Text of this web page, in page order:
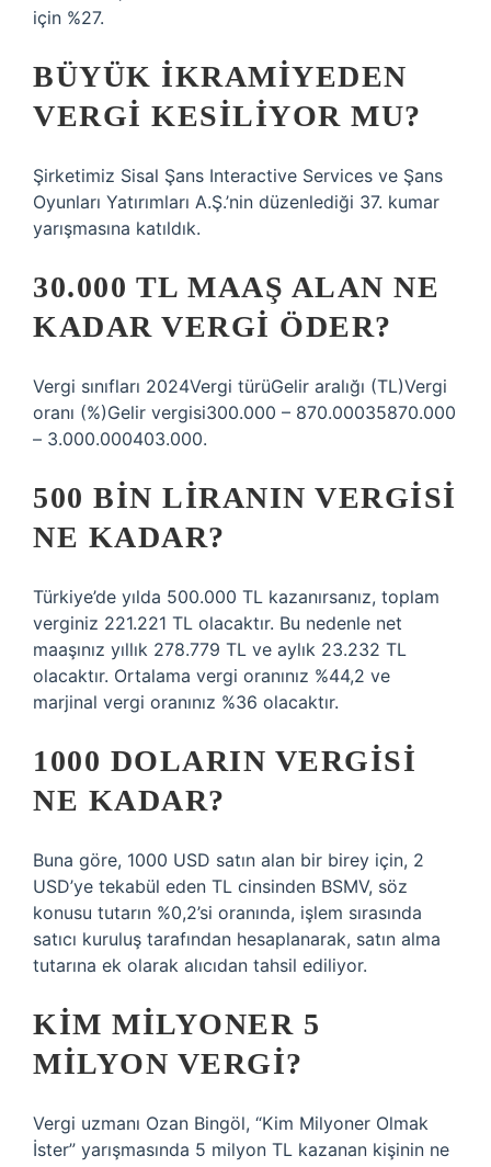
için %27.
BÜYÜK IKRAMIYEDEN
VERGI KESILIYOR MU?
Şirketimiz Sisal Şans Interactive Services ve Şans
Oyunları Yatırımları A.Ş.’nin düzenlediği 37. kumar
yarışmasına katıldık.
30.000 TL MAAŞ ALAN NE
KADAR VERGI ÖDER?
Vergi sınıfları 2024Vergi türüGelir aralığı (TL)Vergi
oranı (%)Gelir vergisi300.000 – 870.00035870.000
– 3.000.000403.000.
500 BIN LIRANIN VERGISI
NE KADAR?
Türkiye’de yılda 500.000 TL kazanırsanız, toplam
verginiz 221.221 TL olacaktır. Bu nedenle net
maaşınız yıllık 278.779 TL ve aylık 23.232 TL
olacaktır. Ortalama vergi oranınız %44,2 ve
marjinal vergi oranınız %36 olacaktır.
1000 DOLARIN VERGISI
NE KADAR?
Buna göre, 1000 USD satın alan bir birey için, 2
USD’ye tekabül eden TL cinsinden BSMV, söz
konusu tutarın %0,2’si oranında, işlem sırasında
satıcı kuruluş tarafından hesaplanarak, satın alma
tutarına ek olarak alıcıdan tahsil ediliyor.
KIM MILYONER 5
MILYON VERGI?
Vergi uzmanı Ozan Bingöl, “Kim Milyoner Olmak
İster” yarışmasında 5 milyon TL kazanan kişinin ne